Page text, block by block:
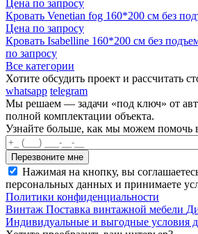
Цена по запросу
Кровать Venetian fog 160*200 см без
Цена по запросу
Кровать Isabelline 160*200 см без
по запросу
Все категории
Хотите обсудить проект и рассчитать
whatsapp telegram
Мы решаем — задачи «под ключ» от
полной комплектации объекта.
Узнайте больше, как мы можем помочь
Нажимая на кнопку, вы
персональных данных и принимаете
Политики конфиденциальности
Винтаж Поставка винтажной мебели
Индивидуальные и выгодные условия